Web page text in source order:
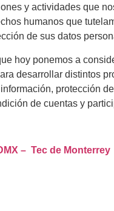
y actividades que
humanos que
de sus datos
hoy ponemos a
desarrollar distintos
protección
de cuentas y
– Tec de Monterrey